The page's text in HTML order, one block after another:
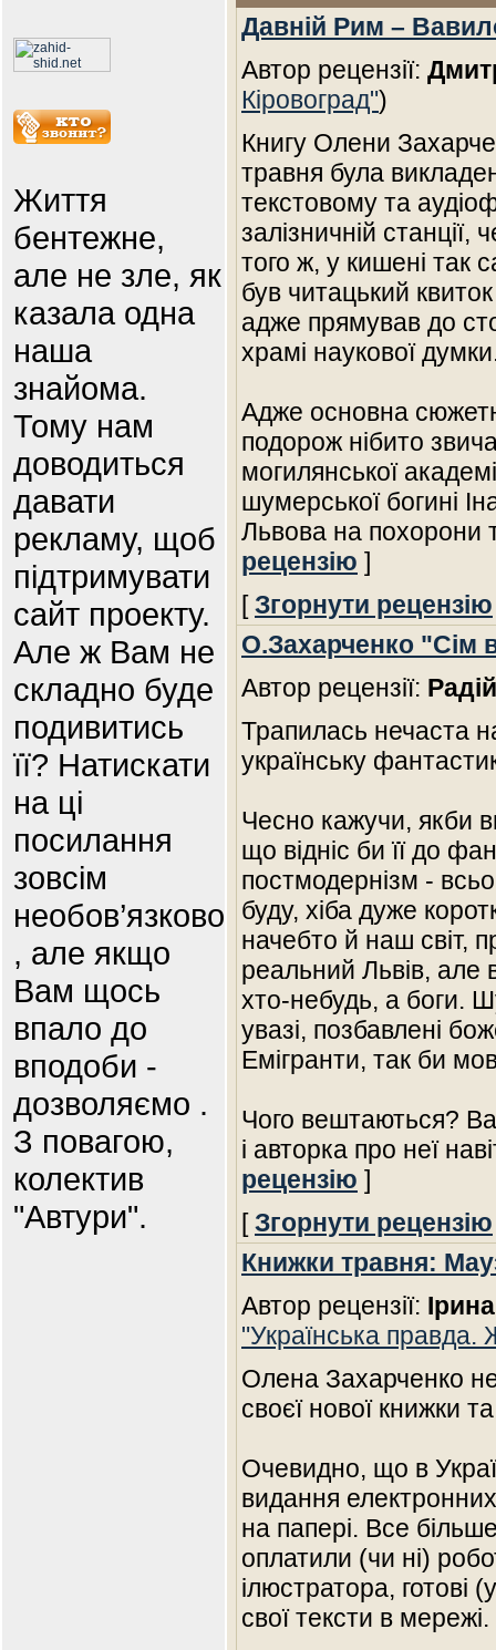
Життя
бентежне,
але не зле, як
казала одна
наша
знайома.
Тому нам
доводиться
давати
рекламу, щоб
підтримувати
сайт проекту.
Але ж Вам не
складно буде
подивитись
її? Натискати
на ці
посилання
зовсім
необов’язково
, але якщо
Вам щось
впало до
вподоби -
дозволяємо .
З повагою,
колектив
"Автури".
Давній Рим –
Автор рецензії:
Кіровоград")
Книгу Олени
травня була
текстовому та
залізничній
того ж, у кишені так
був читацький
адже прямував до
храмі наукової
Адже основна
подорож нібито
могилянської
шумерської богині
Львова на похорони
рецензію ]
[Згорнути рецензію
О.Захарченко "Сім
Автор рецензії:
Трапилась нечаста
українську
Чесно кажучи, якби
що відніс би її до
постмодернізм -
буду, хіба дуже
начебто й наш світ,
реальний Львів,
хто-небудь, а боги.
увазі, позбавлені
Емігранти, так би
Чого вештаються?
і авторка про неї
рецензію ]
[Згорнути рецензію
Книжки травня:
Автор рецензії:
"Українська правда.
Олена Захарченко
своєї нової книжки
Очевидно, що в
видання
на папері. Все
оплатили (чи ні)
ілюстратора, готові
свої тексти в мережі.